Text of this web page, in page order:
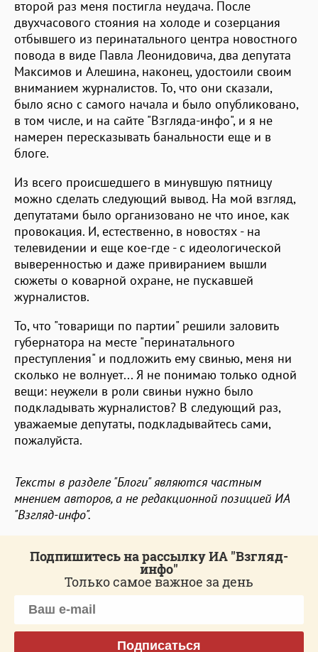
второй раз меня постигла неудача. После
двухчасового стояния на холоде и созерцания
отбывшего из перинатального центра новостного
повода в виде Павла Леонидовича, два депутата
Максимов и Алешина, наконец, удостоили своим
вниманием журналистов. То, что они сказали,
было ясно с самого начала и было опубликовано,
в том числе, и на сайте "Взгляда-инфо", и я не
намерен пересказывать банальности еще и в
блоге.
Из всего происшедшего в минувшую пятницу
можно сделать следующий вывод. На мой взгляд,
депутатами было организовано не что иное, как
провокация. И, естественно, в новостях - на
телевидении и еще кое-где - с идеологической
выверенностью и даже привиранием вышли
сюжеты о коварной охране, не пускавшей
журналистов.
То, что "товарищи по партии" решили заловить
губернатора на месте "перинатального
преступления" и подложить ему свинью, меня ни
сколько не волнует... Я не понимаю только одной
вещи: неужели в роли свиньи нужно было
подкладывать журналистов? В следующий раз,
уважаемые депутаты, подкладывайтесь сами,
пожалуйста.
Тексты в разделе "Блоги" являются частным
мнением авторов, а не редакционной позицией ИА
"Взгляд-инфо".
Подпишитесь на рассылку ИА "Взгляд-
инфо"
Только самое важное за день
Подписаться